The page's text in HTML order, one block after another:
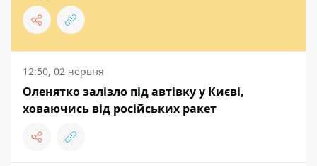
12:50, 02 червня
Оленятко залізло під автівку у Києві,
ховаючись від російських ракет